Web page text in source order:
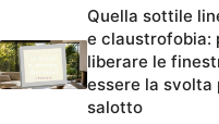
Quella sottile
e claustrofobia:
liberare le
essere la svolta
salotto